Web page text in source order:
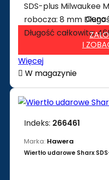
SDS-plus Milwaukee
robocza: 8 mm
Długość całkowita:
Cena
I
Więcej
 W magazynie
Indeks: 266461
Marka: Hawera
Wiertło udarowe Sharx